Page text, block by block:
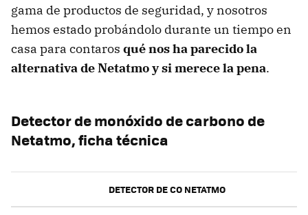
gama de productos de seguridad, y nosotros
hemos estado probándolo durante un tiempo en
casa para contaros qué nos ha parecido la
alternativa de Netatmo y si merece la pena.
Detector de monóxido de carbono de
Netatmo, ficha técnica
DETECTOR DE CO NETATMO